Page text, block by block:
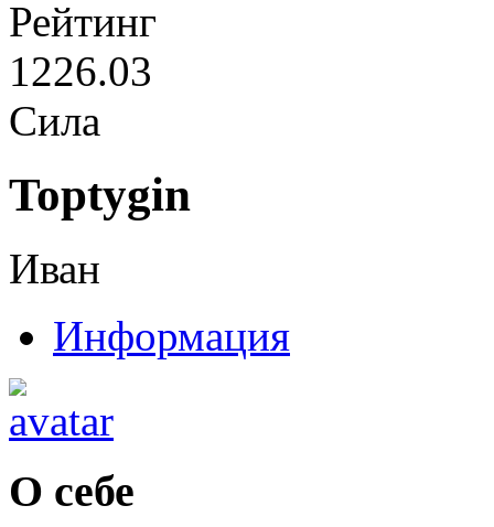
Рейтинг
1226.03
Сила
Toptygin
Иван
Информация
О себе